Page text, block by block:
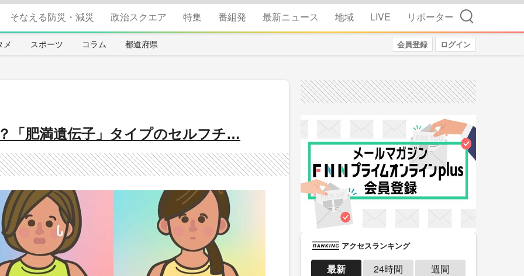
そなえる防災・減災 政治スクエア 特集 番組発 最新ニュース 地域 LIVE リポーター 検索
メ スポーツ コラム 都道府県 会員登録 ログイン
「肥満遺伝子」タイプのセルフチ…
アクセスランキング
最新 24時間 週間